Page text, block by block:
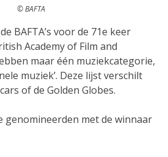
© BAFTA
BAFTA’s voor de 71e keer
Academy of Film and
maar één muziekcategorie,
muziek’. Deze lijst verschilt
of de Golden Globes.
genomineerden met de winnaar